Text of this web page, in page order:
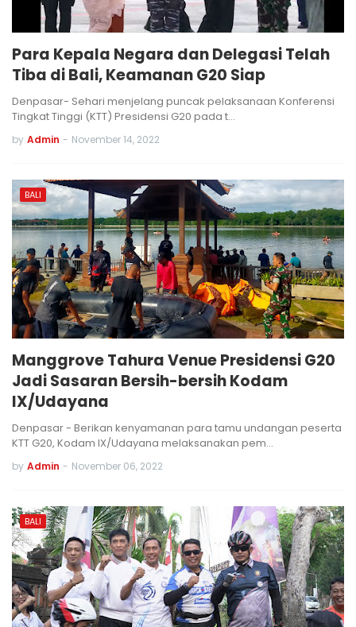
Para Kepala Negara dan Delegasi Telah
Tiba di Bali, Keamanan G20 Siap
Denpasar- Sehari menjelang puncak pelaksanaan Konferensi
Tingkat Tinggi (KTT) Presidensi G20 pada t…
by Admin - November 14, 2022
BALI
Manggrove Tahura Venue Presidensi G20
Jadi Sasaran Bersih-bersih Kodam
IX/Udayana
Denpasar - Berikan kenyamanan para tamu undangan peserta
KTT G20, Kodam IX/Udayana melaksanakan pem…
by Admin - November 06, 2022
BALI